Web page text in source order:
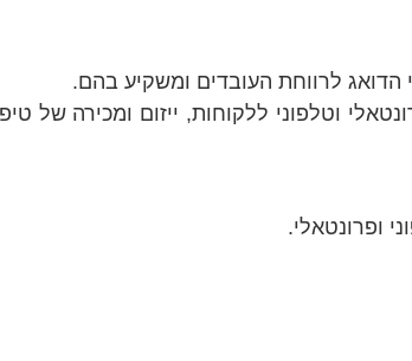
הדואג לרווחת העובדים ומשקיע בהם.
וטלפוני ללקוחות, ייזום ומכירה של
ופרונטאלי.